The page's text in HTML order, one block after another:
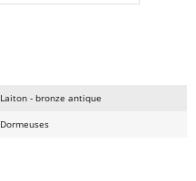
Laiton - bronze antique
Dormeuses